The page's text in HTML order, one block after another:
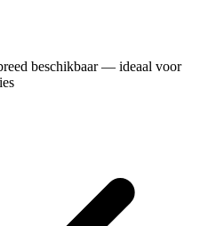
beschikbaar — ideaal voor